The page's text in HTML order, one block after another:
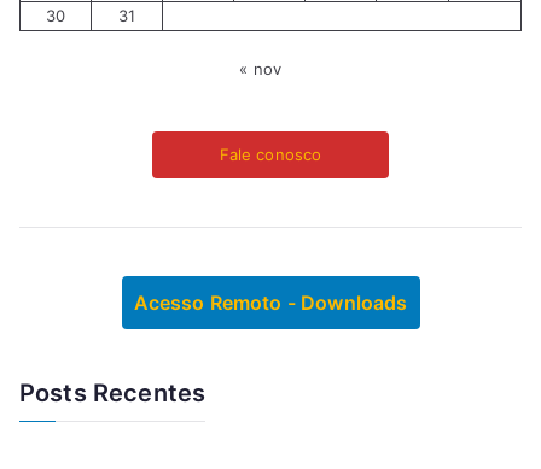
30
31
« nov
Fale conosco
Acesso Remoto - Downloads
Posts Recentes